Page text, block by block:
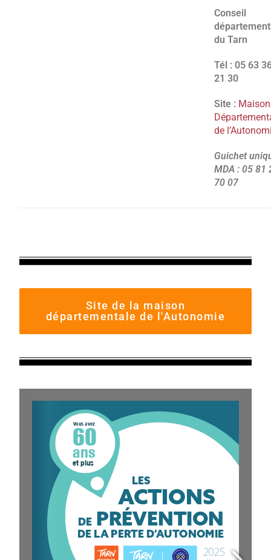
Conseil
du Tarn
Tél : 05 63
21 30
Site : Maison
de
Guichet
MDA : 05 81
70 07
Site de la maison
départementale de l'Autonomie